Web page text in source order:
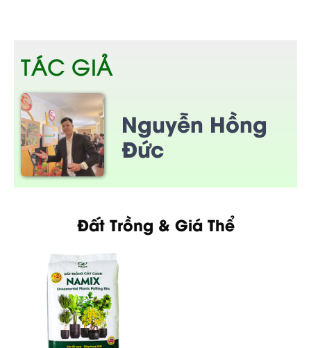
TÁC GIẢ
Nguyễn Hồng
Đức
Đất Trồng & Giá Thể